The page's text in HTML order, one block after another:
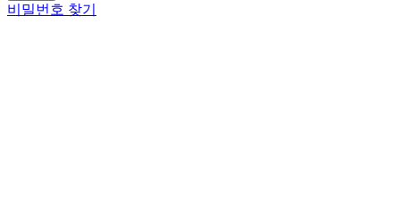
비밀번호 찾기